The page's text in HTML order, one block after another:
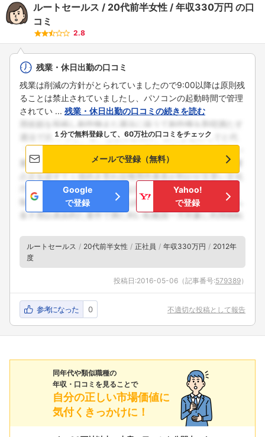
ルートセールス 20代前半女性 年収330万円 の口
コミ
2.8
残業・休日出勤の口コミ
残業は削減の方針がとられていましたので9:00以降は原則残
ることは禁止されていましたし、パソコンの起動時間で管理
されてい ... 残業・休日出勤の口コミの続きを読む
１分で無料登録して、60万社の口コミをチェック
メールで登録（無料）
Google
で登録
Yahoo!
で登録
ルートセールス 20代前半女性 正社員 年収330万円
2012年
度
投稿日:2016-05-06 （記事番号:579389）
参考になった 0 不適切な投稿として報告
同年代や類似職種の
年収・口コミを見ることで
自分の正しい市場価値に
気付くきっかけに！